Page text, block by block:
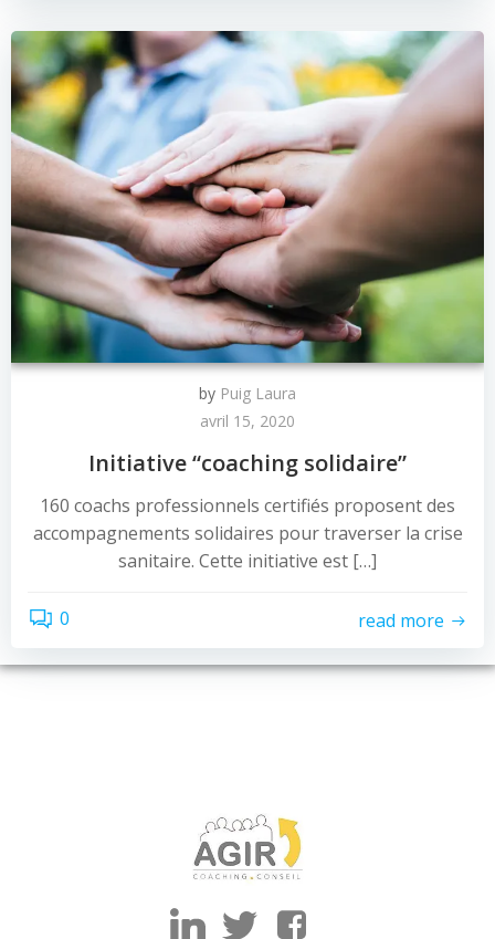
by Puig Laura
avril 15, 2020
Initiative “coaching solidaire”
160 coachs professionnels certifiés proposent des
accompagnements solidaires pour traverser la crise
sanitaire. Cette initiative est […]
0 read more